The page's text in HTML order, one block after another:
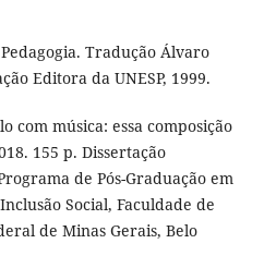
Tradução Álvaro
Editora da UNESP, 1999.
com música: essa composição
155 p. Dissertação
de Pós-Graduação em
Social, Faculdade de
de Minas Gerais, Belo